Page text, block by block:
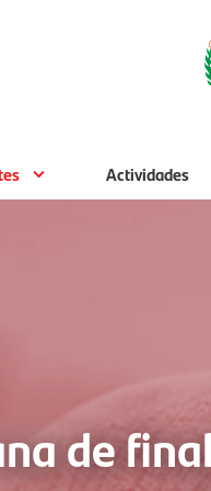
Actividades
de